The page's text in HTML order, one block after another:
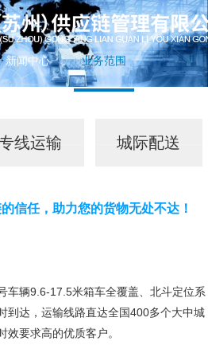
新闻中心 业务范围
线运输 城际配送
信任，助力您的货物无处不达！
辆9.6-17.5米箱车全覆盖、北斗定位系
到达，运输线路直达全国400多个大中城
要求高的优质客户。